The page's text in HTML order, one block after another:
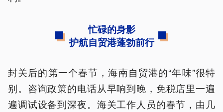
忙碌的身影
护航自贸港蓬勃前行
封关后的第一个春节，海南自贸港的“年味”很特
别。咨询政策的电话从早响到晚，免税店里一遍
遍调试设备到深夜。海关工作人员的春节，由几